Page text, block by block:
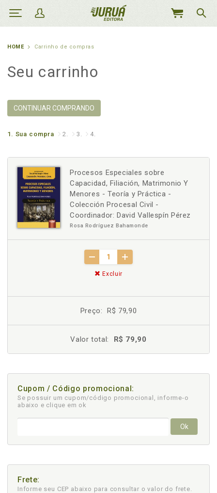
MEU
HOME Carrinho de compras
Seu carrinho
CONTINUAR COMPRANDO
1. Sua compra 2. 3. 4.
Procesos Especiales sobre
Capacidad, Filiación, Matrimonio Y
Menores - Teoría y Práctica -
Colección Procesal Civil -
Coordinador: David Vallespín Pérez
Rosa Rodríguez Bahamonde
Excluir
Preço: R$ 79,90
Valor total: R$ 79,90
Cupom / Código promocional:
Se possuir um cupom/código promocional, informe-o
abaixo e clique em ok
Ok
Frete:
Informe seu CEP abaixo para consultar o valor do frete.